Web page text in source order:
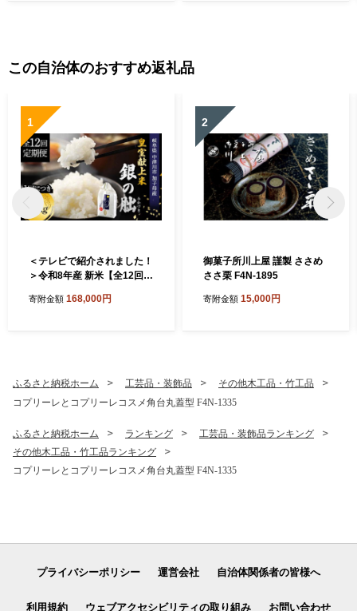
この自治体のおすすめ返礼品
1
＜テレビで紹介されました！
＞令和8年産 新米【全12回定
2kg 中津川市加子母産 栽培
寄附金額 168,000円
2
御菓子所川上屋 謹製 ささめ
ささ栗 F4N-1895
寄附金額 15,000円
ふるさと納税ホーム 工芸品・装飾品
その他木工品・竹工品
コプリーレとコプリーレコスメ角台丸蓋型 F4N-1335
ふるさと納税ホーム ランキング
工芸品・装飾品ランキング
その他木工品・竹工品ランキング
コプリーレとコプリーレコスメ角台丸蓋型 F4N-1335
プライバシーポリシー 運営会社 自治体関係者の皆様へ
利用規約 ウェブアクセシビリティの取り組み お問い合わせ